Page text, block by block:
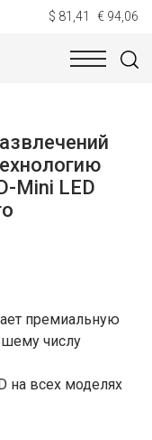
$ 81,41 € 94,06
Mini LED
премиальную
числу
на всех моделях